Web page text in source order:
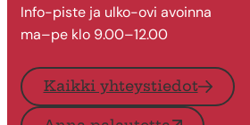
Info-piste ja ulko-ovi avoinna
ma–pe klo 9.00–12.00
Kaikki yhteystiedot